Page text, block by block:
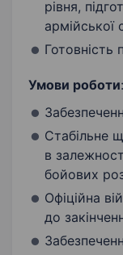
рівня,
армійської
Готовність
Умови роботи:
Стабільне
в
бойових
Офіційна
до